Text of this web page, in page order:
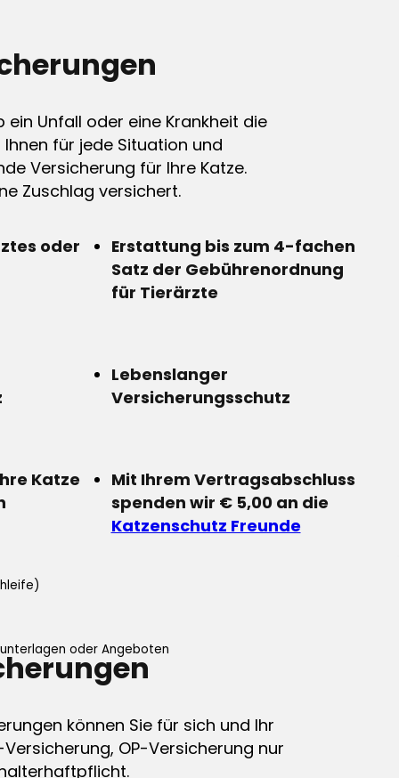
Unfall oder eine Krankheit die
für jede Situation und
Versicherung für Ihre Katze.
Zuschlag versichert.
oder
Erstattung bis zum 4-fachen
Satz der Gebührenordnung
für Tierärzte
Lebenslanger
Versicherungsschutz
Katze
Mit Ihrem Vertragsabschluss
spenden wir € 5,00 an die
Katzenschutz Freunde
oder Angeboten
können Sie für sich und Ihr
OP-Versicherung nur